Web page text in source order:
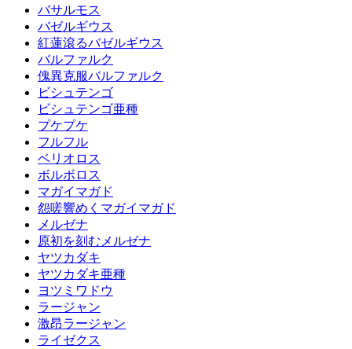
バサルモス
バゼルギウス
紅蓮滾るバゼルギウス
バルファルク
傀異克服バルファルク
ビシュテンゴ
ビシュテンゴ亜種
プケプケ
フルフル
ベリオロス
ボルボロス
マガイマガド
怨嗟響めくマガイマガド
メルゼナ
原初を刻むメルゼナ
ヤツカダキ
ヤツカダキ亜種
ヨツミワドウ
ラージャン
激昂ラージャン
ライゼクス